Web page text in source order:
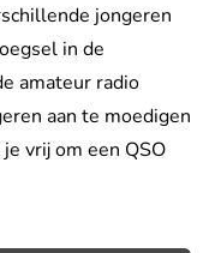
jongeren
in de
amateur radio
aan te moedigen
vrij om een QSO